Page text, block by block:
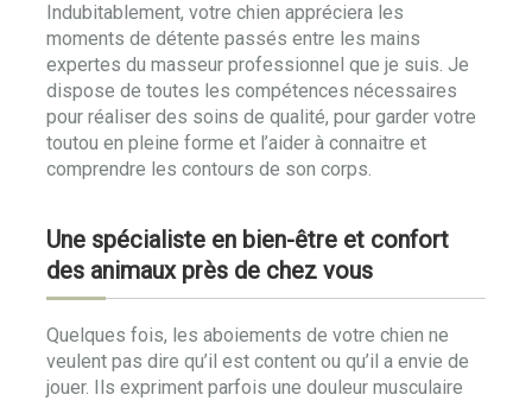
Indubitablement, votre chien appréciera les
moments de détente passés entre les mains
expertes du masseur professionnel que je suis. Je
dispose de toutes les compétences nécessaires
pour réaliser des soins de qualité, pour garder votre
toutou en pleine forme et l’aider à connaitre et
comprendre les contours de son corps.
Une spécialiste en bien-être et confort
des animaux près de chez vous
Quelques fois, les aboiements de votre chien ne
veulent pas dire qu’il est content ou qu’il a envie de
jouer. Ils expriment parfois une douleur musculaire